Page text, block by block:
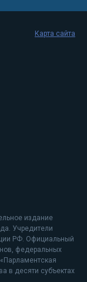
издание
Учредители
РФ. Официальный
федеральных
в десяти субъектах
Карта сайта